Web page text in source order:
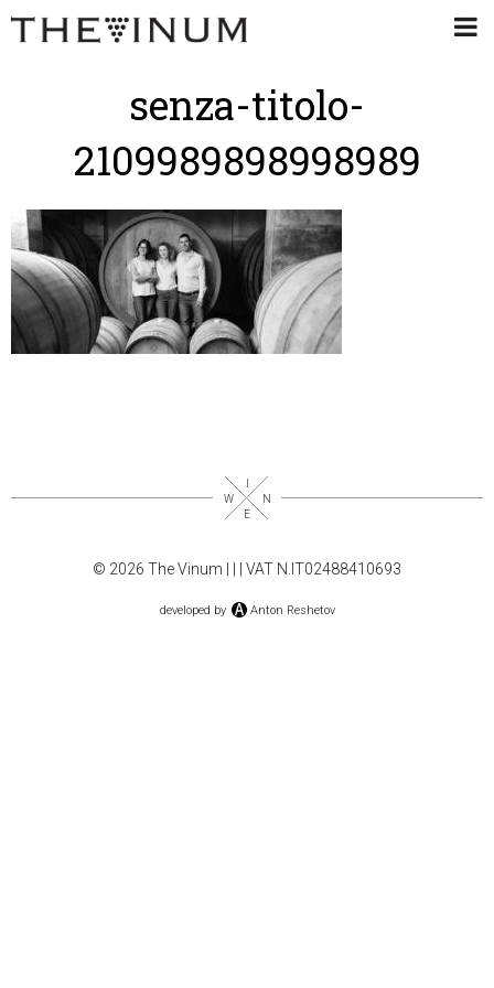
senza-titolo-
2109989898998989
© 2026 The Vinum | | VAT N.IT02488410693
developed by Anton Reshetov